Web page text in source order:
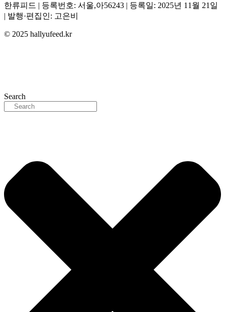
한류피드 | 등록번호: 서울,아56243 | 등록일: 2025년 11월 21일
| 발행·편집인: 고은비
© 2025 hallyufeed.kr
Search